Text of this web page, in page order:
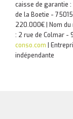
caisse de garantie
de la Boetie -
220.000€ | Nom du
: 2 rue de Colmar -
conso.com
indépendante